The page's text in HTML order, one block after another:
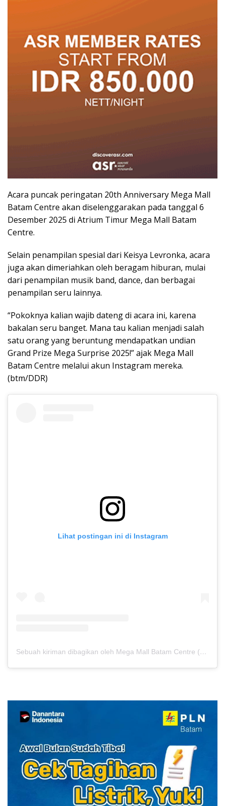
Acara puncak peringatan 20th Anniversary Mega Mall
Batam Centre akan diselenggarakan pada tanggal 6
Desember 2025 di Atrium Timur Mega Mall Batam
Centre.
Selain penampilan spesial dari Keisya Levronka, acara
juga akan dimeriahkan oleh beragam hiburan, mulai
dari penampilan musik band, dance, dan berbagai
penampilan seru lainnya.
“Pokoknya kalian wajib dateng di acara ini, karena
bakalan seru banget. Mana tau kalian menjadi salah
satu orang yang beruntung mendapatkan undian
Grand Prize Mega Surprise 2025!” ajak Mega Mall
Batam Centre melalui akun Instagram mereka.
(btm/DDR)
Lihat postingan ini di Instagram
Sebuah kiriman dibagikan oleh Mega Mall Batam Centre (@megamallbatamcentre)